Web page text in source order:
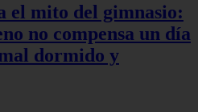
el mito del gimnasio:
no compensa un día
dormido y